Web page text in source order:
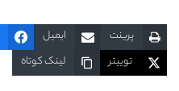
پرینت ایمیل
توییتر
لینک کوتاه